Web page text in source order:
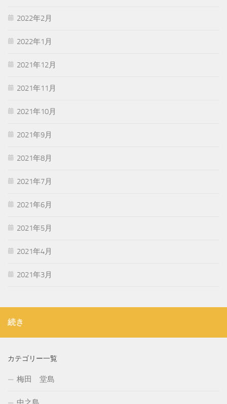
2022年2月
2022年1月
2021年12月
2021年11月
2021年10月
2021年9月
2021年8月
2021年7月
2021年6月
2021年5月
2021年4月
2021年3月
続き
カテゴリー一覧
梅田 堂島